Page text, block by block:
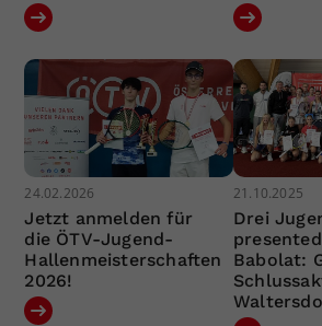
24.02.2026
Jetzt anmelden für
die ÖTV-Jugend-
Hallenmeisterschaften
2026!
21.10.2025
Drei
Babolat: